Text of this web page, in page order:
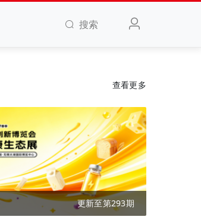
搜索
查看更多
更新至第293期